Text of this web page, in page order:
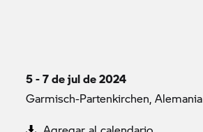
5 - 7 de jul de 2024
Garmisch-Partenkirchen, Alemania